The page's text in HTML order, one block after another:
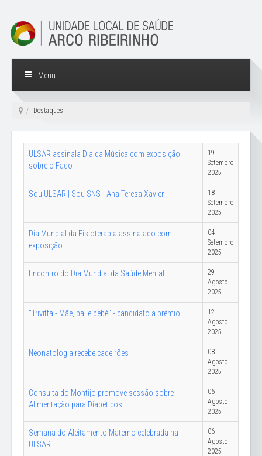
Menu
Destaques
ULSAR assinala Dia da Música com exposição
sobre o Fado
19
Setembro
2025
Sou ULSAR | Sou SNS - Ana Teresa Xavier
18
Setembro
2025
Dia Mundial da Fisioterapia assinalado com
exposição
04
Setembro
2025
Encontro do Dia Mundial da Saúde Mental
29
Agosto
2025
"Trivitta - Mãe, pai e bebé" - candidato a prémio
12
Agosto
2025
Neonatologia recebe cadeirões
08
Agosto
2025
Consulta do Montijo promove sessão sobre
Alimentação para Diabéticos
06
Agosto
2025
Semana do Aleitamento Materno celebrada na
ULSAR
06
Agosto
2025